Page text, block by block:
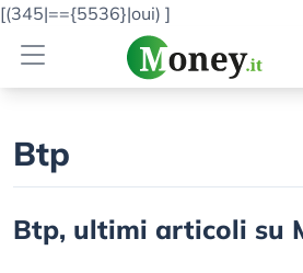
[(345|=={5536}|oui) ]
Btp
Btp, ultimi articoli su